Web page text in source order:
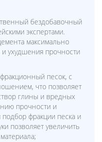
бездобавочный
экспертами.
максимально
ухудшения прочности
песок, с
что позволяет
глины и вредных
прочности и
фракции песка и
позволяет увеличить